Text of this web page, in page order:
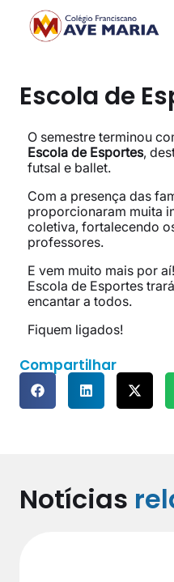
Escola de
O semestre terminou
Escola de Esportes,
futsal e ballet.
Com a presença das
proporcionaram muita
coletiva, fortalecendo
professores.
E vem muito mais por
Escola de Esportes
encantar a todos.
Fiquem ligados!
Compartilhar
Notícias